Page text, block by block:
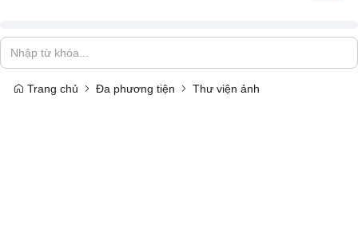
Trang chủ Đa phương tiện Thư viện ảnh